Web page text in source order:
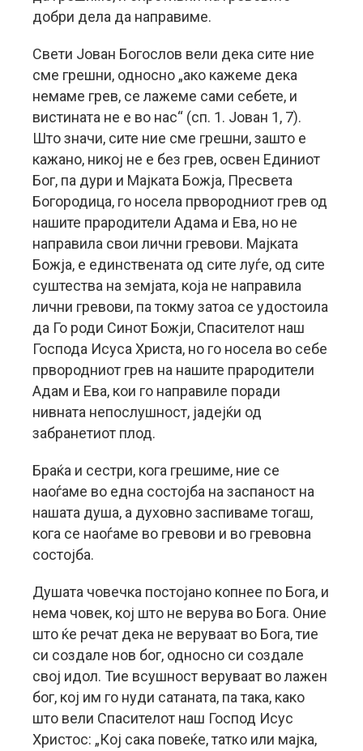
добри дела да направиме.
Свети Јован Богослов вели дека сите ние
сме грешни, односно „ако кажеме дека
немаме грев, се лажеме сами себете, и
вистината не е во нас“ (сп. 1. Јован 1, 7).
Што значи, сите ние сме грешни, зашто е
кажано, никој не е без грев, освен Единиот
Бог, па дури и Мајката Божја, Пресвета
Богородица, го носела првородниот грев од
нашите прародители Адама и Ева, но не
направила свои лични гревови. Мајката
Божја, е единствената од сите луѓе, од сите
суштества на земјата, која не направила
лични гревови, па токму затоа се удостоила
да Го роди Синот Божји, Спасителот наш
Господа Исуса Христа, но го носела во себе
првородниот грев на нашите прародители
Адам и Ева, кои го направиле поради
нивната непослушност, јадејќи од
забранетиот плод.
Браќа и сестри, кога грешиме, ние се
наоѓаме во една состојба на заспаност на
нашата душа, а духовно заспиваме тогаш,
кога се наоѓаме во гревови и во гревовна
состојба.
Душата човечка постојано копнее по Бога, и
нема човек, кој што не верува во Бога. Оние
што ќе речат дека не веруваат во Бога, тие
си создале нов бог, односно си создале
свој идол. Тие всушност веруваат во лажен
бог, кој им го нуди сатаната, па така, како
што вели Спасителот наш Господ Исус
Христос: „Кој сака повеќе, татко или мајка,